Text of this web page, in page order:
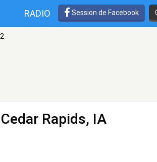
RADIO Session de Facebook
Rapids, IA